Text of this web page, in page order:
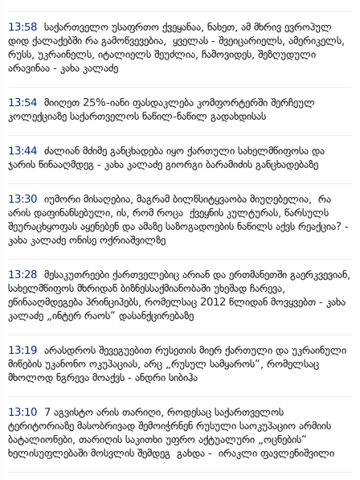
13:58 საქართველო უსაფრთო ქვეყანაა, ნახეთ, ამ მხრივ ევროპულ
დიდ ქალაქებში რა გამოწვევებია, ყველას - შვეიცარიელს, ამერიკელს,
რუსს, უკრაინელს, იტალიელს შეუძლია, ჩამოვიდეს, შეზღუდული
არავინაა - კახა კალაძე
13:54 მიიღეთ 25%-იანი ფასდაკლება კომფორტერში შერჩეულ
კოლექციაზე საქართველოს ნაწილ-ნაწილ გადახდისას
13:44 ძალიან მძიმე განცხადება იყო ქართული სახელმწიფოსა და
ჯარის წინააღმდეგ - კახა კალაძე გიორგი ბარამიძის განცხადებაზე
13:30 იუმორი მისაღებია, მაგრამ ბილწსიტყვაობა მიუღებელია, რა
არის დაფინანსებული, ის, რომ როცა ქვეყნის კულტურას, წარსულს
შეურაცხყოფას აყენებენ და ამაზე საზოგადოების ნაწილს აქვს რეაქცია? -
კახა კალაძე ონისე ოქრიაშვილზე
13:28 მესაკუთრეები ქართველებიც არიან და ერთმანეთში გაერკვევიან,
სახელმწიფოს მხრიდან ბიზნესსაქმიანობაში უხეშად ჩარევა,
ეწინააღმდეგება პრინციპებს, რომელსაც 2012 წლიდან მოვყვებთ - კახა
კალაძე „ინტერ რაოს“ დასანქცირებაზე
13:19 არასდროს შევეგუებით რუსეთის მიერ ქართული და უკრაინული
მიწების უკანონო ოკუპაციას, არც „რუსულ სამყაროს“, რომელსაც
მხოლოდ ნგრევა მოაქვს - ანდრი სიბიჰა
13:10
7 აგვისტო არის თარიღი, როდესაც საქართველოს
ტერიტორიაზე მასობრივად შემოიჭრნენ რუსული საოკუპაციო არმიის
ბატალიონები, თარიღის საკითხი უფრო აქტუალური „ოცნების“
ხელისუფლებაში მოსვლის შემდეგ გახდა - ირაკლი ფავლენიშვილი